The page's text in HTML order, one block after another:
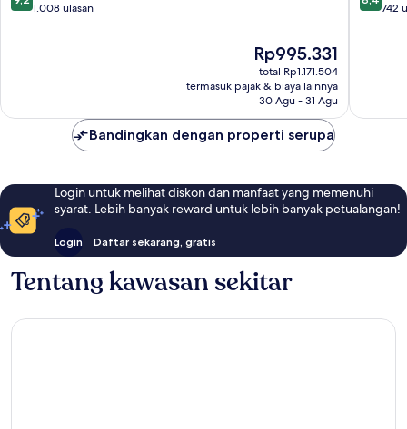
Bangkok
dari1.008 ulasan
Harga
sekarang
Rp995.331
Rp995.331
total Rp1.171.504
termasuk pajak & biaya lainnya
30 Agu - 31 Agu
Kota
dari742
Bandingkan dengan properti serupa
Login untuk melihat diskon dan manfaat yang memenuhi
syarat. Lebih banyak reward untuk lebih banyak petualangan!
Login Daftar sekarang, gratis
Tentang kawasan sekitar